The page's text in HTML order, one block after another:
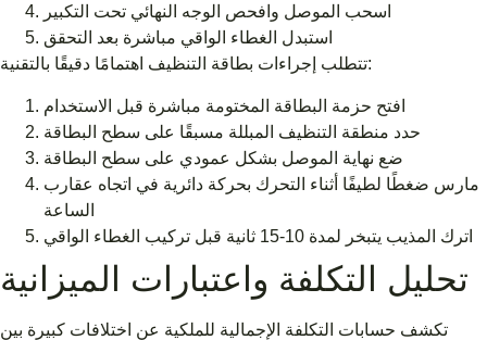
اسحب الموصل وافحص الوجه النهائي تحت التكبير
استبدل الغطاء الواقي مباشرة بعد التحقق
تتطلب إجراءات بطاقة التنظيف اهتمامًا دقيقًا بالتقنية:
افتح حزمة البطاقة المختومة مباشرة قبل الاستخدام
حدد منطقة التنظيف المبللة مسبقًا على سطح البطاقة
ضع نهاية الموصل بشكل عمودي على سطح البطاقة
مارس ضغطًا لطيفًا أثناء التحرك بحركة دائرية في اتجاه عقارب
الساعة
تحليل التكلفة واعتبارات الميزانية
تكشف حسابات التكلفة الإجمالية للملكية عن اختلافات كبيرة بين